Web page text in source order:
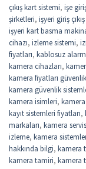
çıkış kart sistemi, işe
şirketleri, işyeri giriş
işyeri kart basma
cihazı, izleme sistemi,
fiyatları, kablosuz alarm
kamera cihazları,
kamera fiyatları güvenlik
kamera güvenlik
kamera isimleri,
kayıt sistemleri fiyatları,
markaları, kamera
izleme, kamera
hakkında bilgi, kamera
kamera tamiri, kamera